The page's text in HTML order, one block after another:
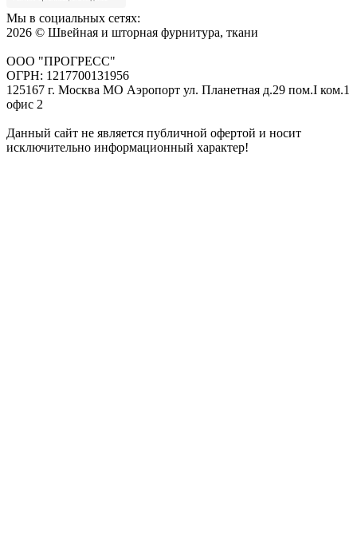
Мы в социальных сетях:
2026 © Швейная и шторная фурнитура, ткани
ООО "ПРОГРЕСС"
ОГРН: 1217700131956
125167 г. Москва МО Аэропорт ул. Планетная д.29 пом.I ком.1
офис 2
Данный сайт не является публичной офертой и носит
исключительно информационный характер!